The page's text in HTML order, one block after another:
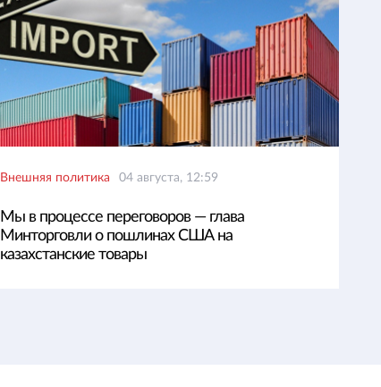
Внешняя политика 04 августа, 12:59
Мы в процессе переговоров — глава
Минторговли о пошлинах США на
казахстанские товары